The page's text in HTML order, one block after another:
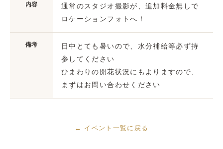
内容
通常のスタジオ撮影が、追加料金無しで
ロケーションフォトへ！
備考
日中とても暑いので、水分補給等必ず持
参してください
ひまわりの開花状況にもよりますので、
まずはお問い合わせください
← イベント一覧に戻る